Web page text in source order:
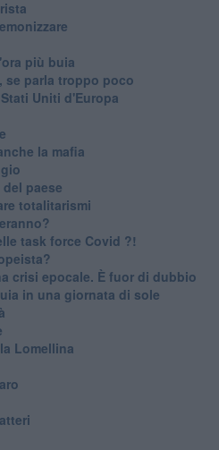
più buia
se parla troppo poco
Uniti d'Europa
la mafia
paese
totalitarismi
task force Covid ?!
crisi epocale. È fuor di dubbio
in una giornata di sole
Lomellina